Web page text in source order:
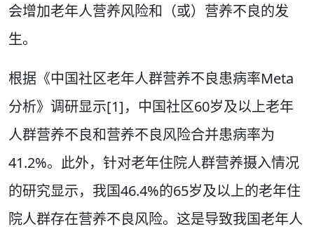
会增加老年人营养风险和（或）营养不良的发
生。
根据《中国社区老年人群营养不良患病率Meta
分析》调研显示[1]，中国社区60岁及以上老年
人群营养不良和营养不良风险合并患病率为
41.2%。此外，针对老年住院人群营养摄入情况
的研究显示，我国46.4%的65岁及以上的老年住
院人群存在营养不良风险。这是导致我国老年人